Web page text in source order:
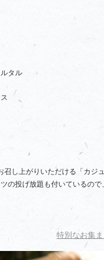
タル
し上がりいただける「カ
の投げ放題も付いているの
特別なお集